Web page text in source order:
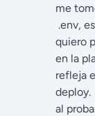
me
.env,
quiero
en la
refleja
al